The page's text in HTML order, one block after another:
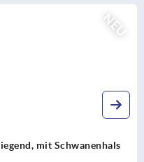
mit Schwanenhals